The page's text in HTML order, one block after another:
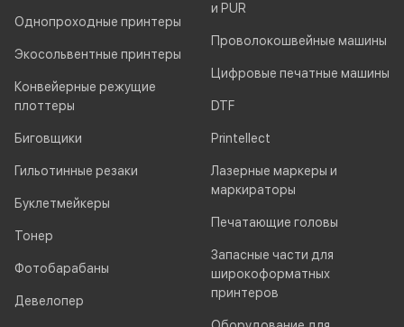
Однопроходные принтеры
Экосольвентные принтеры
Конвейерные режущие
плоттеры
Биговщики
Гильотинные резаки
Буклетмейкеры
Тонер
Фотобарабаны
Девелопер
и PUR
Проволокошвейные машины
Цифровые печатные машины
DTF
Printellect
Лазерные маркеры и
маркираторы
Печатающие головы
Запасные части для
широкоформатных
принтеров